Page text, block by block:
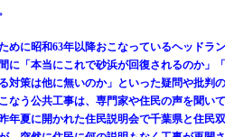
めに昭和63年以降おこなっているヘッドラ
に「本当にこれで砂浜が回復されるのか」
対策は他に無いのか」といった疑問や批判の
なう公共工事は、専門家や住民の声を聞い
年夏に開かれた住民説明会で千葉県と住民